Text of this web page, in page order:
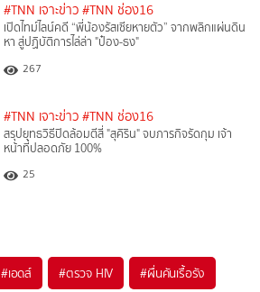
#TNN เจาะข่าว #TNN ช่อง16
เปิดไทม์ไลน์คดี “พี่น้องรัสเซียหายตัว” จากพลิกแผ่นดิน
หา สู่ปฏิบัติการไล่ล่า "ป๋อง-ธง"
267
#TNN เจาะข่าว #TNN ช่อง16
สรุปยุทธวิธีปิดล้อมตีสี่ "สุคิริน" จบภารกิจรัดกุม เจ้า
หน้าที่ปลอดภัย 100%
25
#เอดส์ #ตรวจ HIV #ผื่นคันเรื้อรัง